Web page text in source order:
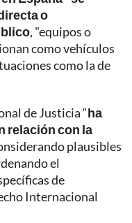
o
, "equipos o
como vehículos
como la de
de Justicia “ha
relación con la
plausibles
el
de
Internacional